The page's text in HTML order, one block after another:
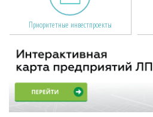
Приоритетные инвестпроекты